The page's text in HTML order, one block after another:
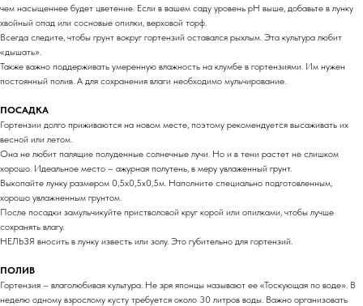
чем насыщеннее будет цветение. Если в вашем саду уровень pH выше, добавьте в лунку
хвойный опад или сосновые опилки, верховой торф.
Всегда следите, чтобы грунт вокруг гортензий оставался рыхлым. Эта культура любит
«дышать».
Также важно поддерживать умеренную влажность на клумбе в гортензиями. Им нужен
постоянный полив. А для сохранения влаги необходимо мульчирование.
ПОСАДКА
Гортензии долго приживаются на новом месте, поэтому рекомендуется высаживать их
весной или летом.
Она не любит палящие полуденные солнечные лучи. Но и в тени растет не слишком
хорошо. Идеальное место – ажурная полутень, в меру увлаженный грунт.
Выкопайте лунку размером 0,5х0,5х0,5м. Наполните специально подготовленным,
хорошо увлажненным грунтом.
После посадки замульчикуйте пристволовой круг корой или опилками, чтобы лучше
сохранять влагу.
НЕЛЬЗЯ вносить в лунку известь или золу. Это губительно для гортензий.
ПОЛИВ
Гортензия – влаголюбивая культура. Не зря японцы называют ее «Тоскующая по воде». В
неделю одному взрослому кусту требуется около 30 литров воды. Важно организовать